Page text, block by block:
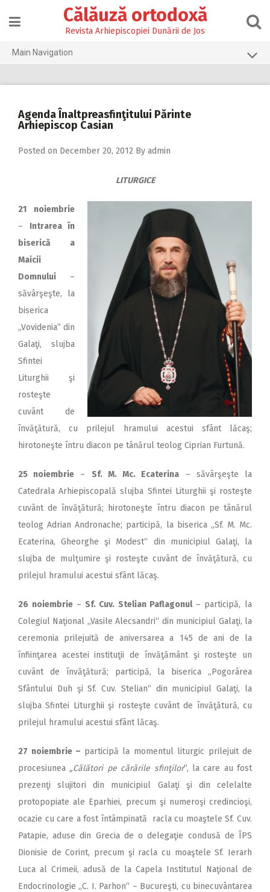
content
Călăuză ortodoxă
Revista Arhiepiscopiei Dunării de Jos
Main Navigation
2025
2021
2020
2018
2017
2015
2014
2012
2011
2009
Agenda Înaltpreasfinţitului Părinte
Arhiepiscop Casian
Posted on December 20, 2012 By admin
LITURGICE
21 noiembrie
– Intrarea în
biserică a
Maicii
Domnului –
săvârşeşte, la
biserica
,,Vovidenia” din
Galaţi, slujba
Sfintei
Liturghii şi
rosteşte
cuvânt de
învăţătură, cu prilejul hramului acestui sfânt lăcaş;
hirotoneşte întru diacon pe tânărul teolog Ciprian Furtună.
25 noiembrie – Sf. M. Mc. Ecaterina – săvârşeşte la
Catedrala Arhiepiscopală slujba Sfintei Liturghii şi rosteşte
cuvânt de învăţătură; hirotoneşte întru diacon pe tânărul
teolog Adrian Andronache; participă, la biserica ,,Sf. M. Mc.
Ecaterina, Gheorghe şi Modest“ din municipiul Galaţi, la
slujba de mulţumire şi rosteşte cuvânt de învăţătură, cu
prilejul hramului acestui sfânt lăcaş.
26 noiembrie– Sf. Cuv. Stelian Paflagonul – participă, la
Colegiul Naţional ,,Vasile Alecsandri“ din municipiul Galaţi, la
ceremonia prilejuită de aniversarea a 145 de ani de la
înfiinţarea acestei instituţii de învăţământ şi rosteşte un
cuvânt de învăţătură; participă, la biserica ,,Pogorârea
Sfântului Duh şi Sf. Cuv. Stelian“ din municipiul Galaţi, la
slujba Sfintei Liturghii şi rosteşte cuvânt de învăţătură, cu
prilejul hramului acestui sfânt lăcaş.
27 noiembrie – participă la momentul liturgic prilejuit de
procesiunea „Călători pe cărările sfinţilor“, la care au fost
prezenţi slujitori din municipiul Galaţi şi din celelalte
protopopiate ale Eparhiei, precum şi numeroşi credincioşi,
ocazie cu care a fost întâmpinată racla cu moaştele Sf. Cuv.
Patapie, aduse din Grecia de o delegaţie condusă de ÎPS
Dionisie de Corint, precum şi racla cu moaştele Sf. Ierarh
Luca al Crimeii, adusă de la Capela Institutul Naţional de
Endocrinologie ,,C. I. Parhon“ – Bucureşti, cu binecuvântarea